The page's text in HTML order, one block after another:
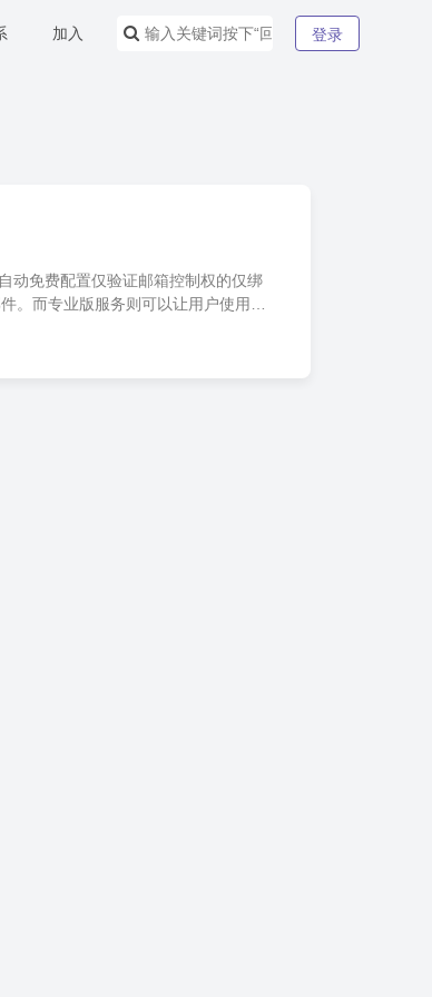
加入 登录
动免费配置仅验证邮箱控制权的仅绑
。而专业版服务则可以让用户使用含